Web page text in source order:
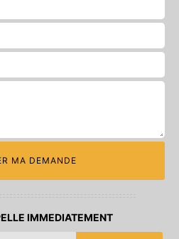
IMMEDIATEMENT